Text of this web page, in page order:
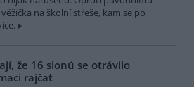
na školní střeše, kam se po
že 16 slonů se otrávilo
rajčat